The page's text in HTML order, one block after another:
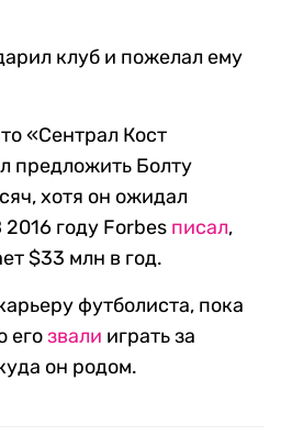
клуб и пожелал ему
«Сентрал Кост
предложить Болту
хотя он ожидал
году Forbes писал,
$33 млн в год.
футболиста, пока
егозвали играть за
он родом.